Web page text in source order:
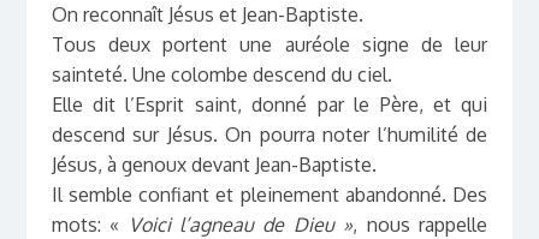
On reconnaît Jésus et Jean-Baptiste.
Tous deux portent une auréole signe de leur
sainteté. Une colombe descend du ciel.
Elle dit l’Esprit saint, donné par le Père, et qui
descend sur Jésus. On pourra noter l’humilité de
Jésus, à genoux devant Jean-Baptiste.
Il semble confiant et pleinement abandonné. Des
mots: « Voici l’agneau de Dieu », nous rappelle